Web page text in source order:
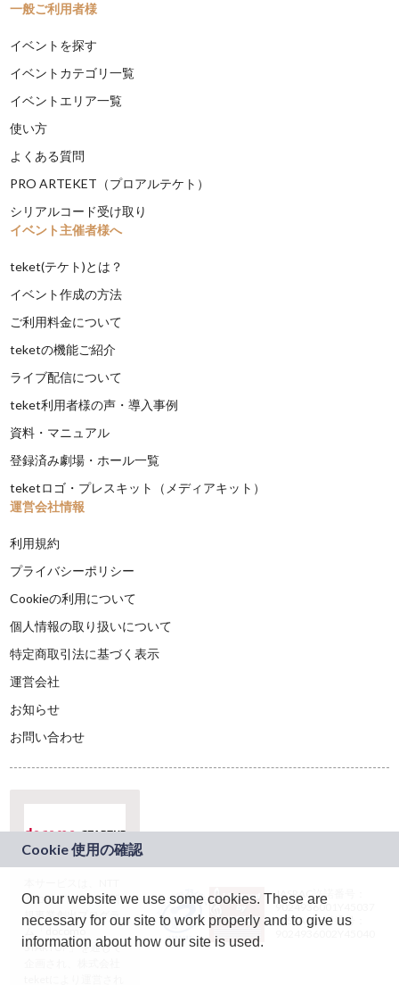
一般ご利用者様
イベントを探す
イベントカテゴリ一覧
イベントエリア一覧
使い方
よくある質問
PRO ARTEKET（プロアルテケト）
シリアルコード受け取り
イベント主催者様へ
teket(テケト)とは？
イベント作成の方法
ご利用料金について
teketの機能ご紹介
ライブ配信について
teket利用者様の声・導入事例
資料・マニュアル
登録済み劇場・ホール一覧
teketロゴ・プレスキット（メディアキット）
運営会社情報
利用規約
プライバシーポリシー
Cookieの利用について
個人情報の取り扱いについて
特定商取引法に基づく表示
運営会社
お知らせ
お問い合わせ
ドコモグループの新
規事業創出プログラ
ム「docomo
STARTUP」を通じて
JASRAC許諾番号：
9024936001Y45037
JASRAC許諾番号：
On our website we use some cookies. These are
necessary for our site to work properly and to give us
information about how our site is used.